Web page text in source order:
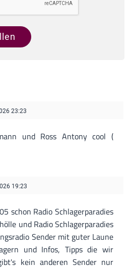
23:23
und Ross Antony cool (
19:23
schon Radio Schlagerparadies
und Radio Schlagerparadies
Sender mit guter Laune
und Infos, Tipps die wir
kein anderen Sender nur